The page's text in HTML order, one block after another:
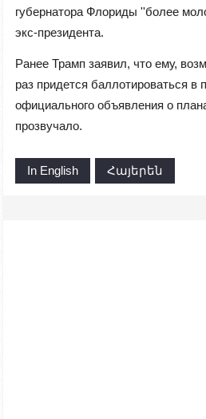
губернатора Флориды ''более
экс-президента.
Ранее Трамп заявил, что ему,
раз придется баллотироваться в
официального объявления о
прозвучало.
In English Հայերեն